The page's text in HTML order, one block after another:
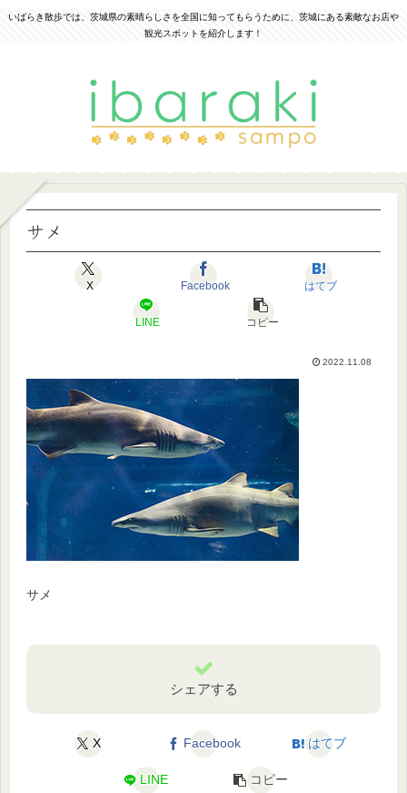
いばらき散歩では、茨城県の素晴らしさを全国に知ってもらうために、茨城にある素敵なお店や
観光スポットを紹介します！
サメ
X Facebook はてブ
LINE コピー
2022.11.08
サメ
シェアする
X Facebook はてブ
LINE コピー